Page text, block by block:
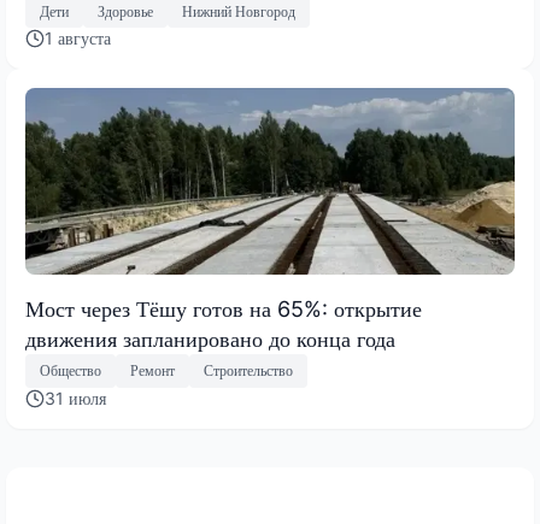
Дети Здоровье Нижний Новгород
1 августа
Мост через Тёшу готов на 65%: открытие
движения запланировано до конца года
Общество Ремонт Строительство
31 июля